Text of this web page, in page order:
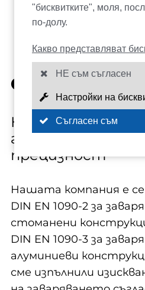
СЕРТИФИКАТИ
Нашите
гарантирано
прецизност
Нашата компания е
DIN EN 1090-2 за
стоманени
DIN EN 1090-3 за
алуминиеви
сме изпълнили
"бисквитките", моля,
по-долу.
Какво представляват
НЕ съм съгласен
Настройки на
Съгласен съм